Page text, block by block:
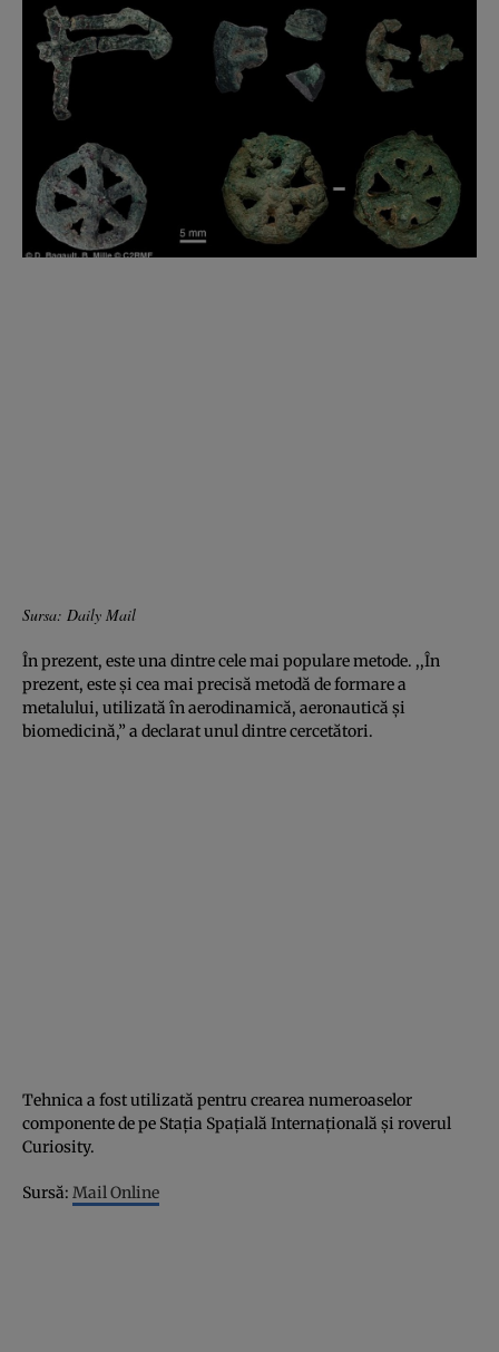
Sursa: Daily Mail
În prezent, este una dintre cele mai populare metode. ,,În
prezent, este şi cea mai precisă metodă de formare a
metalului, utilizată în aerodinamică, aeronautică şi
biomedicină,” a declarat unul dintre cercetători.
Tehnica a fost utilizată pentru crearea numeroaselor
componente de pe Staţia Spaţială Internaţională şi roverul
Curiosity.
Sursă: Mail Online